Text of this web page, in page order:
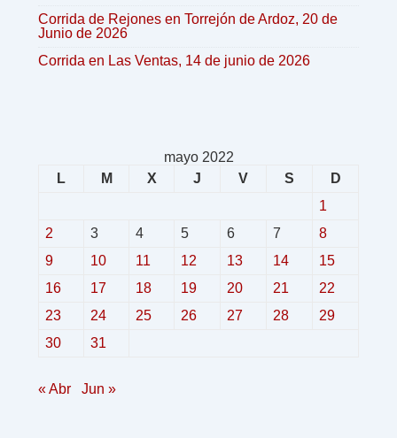
Corrida de Rejones en Torrejón de Ardoz, 20 de
Junio de 2026
Corrida en Las Ventas, 14 de junio de 2026
mayo 2022
L
M X J V S
D
1
2
3 4 5 6 7
8
9
10 11 12 13 14
15
16
17 18 19 20 21
22
23
24 25 26 27 28
29
30
31
« Abr Jun »